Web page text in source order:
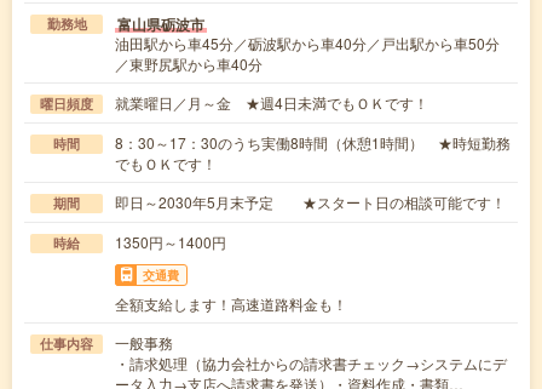
勤務地 富山県砺波市
油田駅から車45分／砺波駅から車40分／戸出駅から車50分
／東野尻駅から車40分
曜日頻度 就業曜日／月～金 ★週4日未満でもＯＫです！
時間
8：30～17：30のうち実働8時間（休憩1時間） ★時短勤務
でもＯＫです！
期間 即日～2030年5月末予定 ★スタート日の相談可能です！
時給 1350円～1400円
交通費
全額支給します！高速道路料金も！
仕事内容
一般事務
・請求処理（協力会社からの請求書チェック→システムにデ
ータ入力→支店へ請求書を発送）・資料作成・書類…